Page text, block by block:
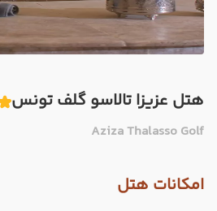
هتل عزیزا تالاسو گلف تونس
Aziza Thalasso Golf
امکانات هتل